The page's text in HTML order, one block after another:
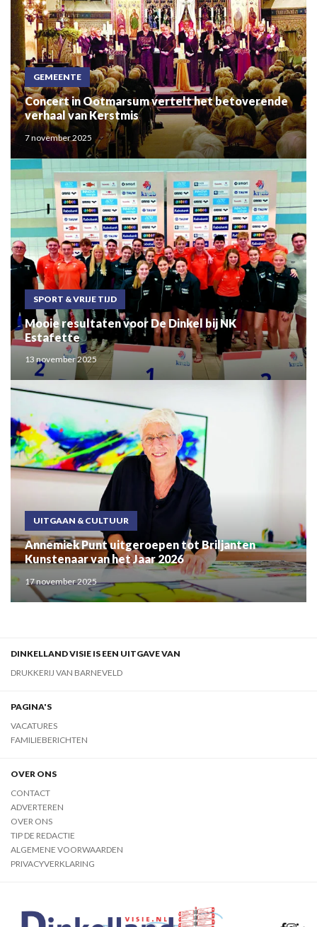
GEMEENTE
Concert in Ootmarsum vertelt het betoverende
verhaal van Kerstmis
7 november 2025
SPORT & VRIJE TIJD
Mooie resultaten voor De Dinkel bij NK
Estafette
13 november 2025
UITGAAN & CULTUUR
Annemiek Punt uitgeroepen tot Briljanten
Kunstenaar van het Jaar 2026
17 november 2025
DINKELLAND VISIE IS EEN UITGAVE VAN
DRUKKERIJ VAN BARNEVELD
PAGINA'S
VACATURES
FAMILIEBERICHTEN
OVER ONS
CONTACT
ADVERTEREN
OVER ONS
TIP DE REDACTIE
ALGEMENE VOORWAARDEN
PRIVACYVERKLARING